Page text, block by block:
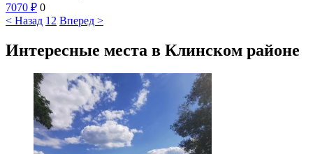
7070 ₽ 0
< Назад 1 2 Вперед >
Интересные места в Клинском районе